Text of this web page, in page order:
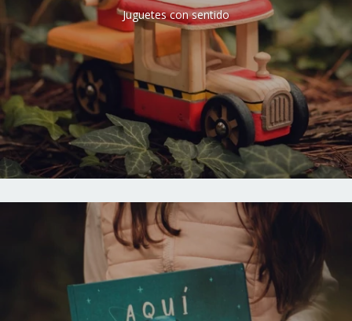
Juguetes con sentido